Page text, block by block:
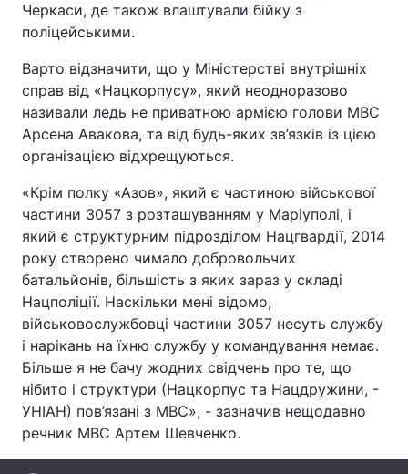
Головна Війна
Україна Політика
Економіка Світ
Спорт Наука
Техно і зв'язок Лайт
Черкаси, де також влаштували бійку з
поліцейськими.
Варто відзначити, що у Міністерстві внутрішніх
справ від «Нацкорпусу», який неодноразово
називали ледь не приватною армією голови МВС
Арсена Авакова, та від будь-яких зв’язків із цією
організацією відхрещуються.
«Крім полку «Азов», який є частиною військової
частини 3057 з розташуванням у Маріуполі, і
який є структурним підрозділом Нацгвардії, 2014
року створено чимало добровольчих
батальйонів, більшість з яких зараз у складі
Нацполіції. Наскільки мені відомо,
військовослужбовці частини 3057 несуть службу
і нарікань на їхню службу у командування немає.
Більше я не бачу жодних свідчень про те, що
нібито і структури (Нацкорпус та Нацдружини, -
УНІАН) пов’язані з МВС», - зазначив нещодавно
речник МВС Артем Шевченко.